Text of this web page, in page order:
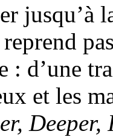
jusqu’à
: d’une
et les